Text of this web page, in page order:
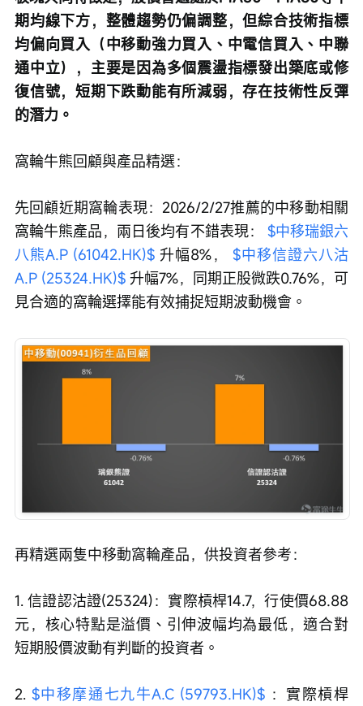
期均線下方，整體趨勢仍偏調整，但綜合技術指標
均偏向買入（中移動強力買入、中電信買入、中聯
通中立），主要是因為多個震盪指標發出築底或修
復信號，短期下跌動能有所減弱，存在技術性反彈
的潛力。
窩輪牛熊回顧與產品精選：
先回顧近期窩輪表現：2026/2/27推薦的中移動相關
窩輪牛熊產品，兩日後均有不錯表現： $中移瑞銀六
八熊A.P (61042.HK)$ 升幅8%， $中移信證六八沽
A.P (25324.HK)$ 升幅7%，同期正股微跌0.76%，可
見合適的窩輪選擇能有效捕捉短期波動機會。
再精選兩隻中移動窩輪產品，供投資者參考：
1. 信證認沽證(25324)：實際槓桿14.7，行使價68.88
元，核心特點是溢價、引伸波幅均為最低，適合對
短期股價波動有判斷的投資者。
2. $中移摩通七九牛A.C (59793.HK)$ ：實際槓桿